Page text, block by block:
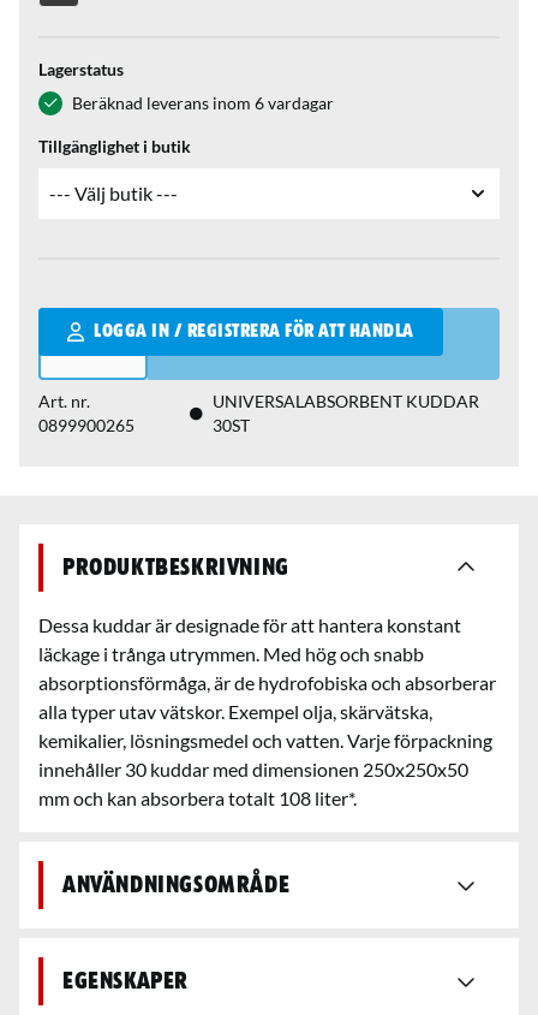
Lagerstatus
Beräknad leverans inom 6 vardagar
Tillgänglighet i butik
LOGGA IN / REGISTRERA FÖR ATT HANDLA
Qantity
Art. nr.
0899900265
UNIVERSALABSORBENT KUDDAR
30ST
Produktbeskrivning
Dessa kuddar är designade för att hantera konstant
läckage i trånga utrymmen. Med hög och snabb
absorptionsförmåga, är de hydrofobiska och absorberar
alla typer utav vätskor. Exempel olja, skärvätska,
kemikalier, lösningsmedel och vatten. Varje förpackning
innehåller 30 kuddar med dimensionen 250x250x50
mm och kan absorbera totalt 108 liter*.
Användningsområde
Egenskaper